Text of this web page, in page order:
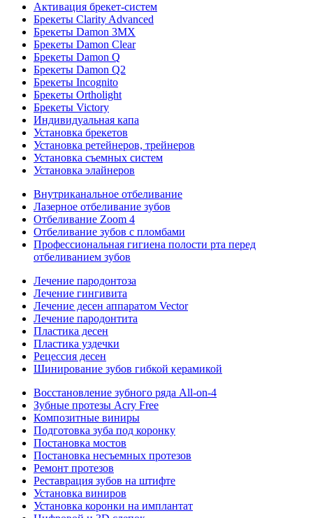
Активация брекет-систем
Брекеты Clarity Advanced
Брекеты Damon 3MX
Брекеты Damon Clear
Брекеты Damon Q
Брекеты Damon Q2
Брекеты Incognito
Брекеты Ortholight
Брекеты Victory
Индивидуальная капа
Установка брекетов
Установка ретейнеров, трейнеров
Установка съемных систем
Установка элайнеров
Внутриканальное отбеливание
Лазерное отбеливание зубов
Отбеливание Zoom 4
Отбеливание зубов с пломбами
Профессиональная гигиена полости рта перед
отбеливанием зубов
Лечение пародонтоза
Лечение гингивита
Лечение десен аппаратом Vector
Лечение пародонтита
Пластика десен
Пластика уздечки
Рецессия десен
Шинирование зубов гибкой керамикой
Восстановление зубного ряда All‑on‑4
Зубные протезы Acry Free
Композитные виниры
Подготовка зуба под коронку
Постановка мостов
Постановка несъемных протезов
Ремонт протезов
Реставрация зубов на штифте
Установка виниров
Установка коронки на имплантат